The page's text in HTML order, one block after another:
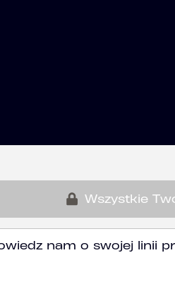
Wszystkie